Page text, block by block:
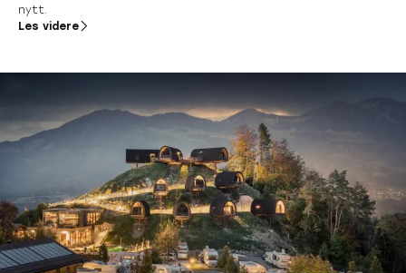
nytt.
Les videre